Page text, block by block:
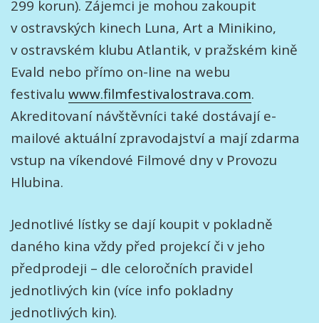
299 korun). Zájemci je mohou zakoupit
v ostravských kinech Luna, Art a Minikino,
v ostravském klubu Atlantik, v pražském kině
Evald nebo přímo on-line na webu
festivalu www.filmfestivalostrava.com.
Akreditovaní návštěvníci také dostávají e-
mailové aktuální zpravodajství a mají zdarma
vstup na víkendové Filmové dny v Provozu
Hlubina.
Jednotlivé lístky se dají koupit v pokladně
daného kina vždy před projekcí či v jeho
předprodeji – dle celoročních pravidel
jednotlivých kin (více info pokladny
jednotlivých kin).